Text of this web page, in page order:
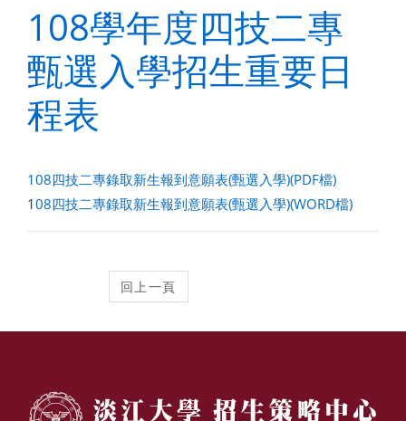
108學年度四技二專
甄選入學招生重要日
程表
108四技二專錄取新生報到意願表(甄選入學)(PDF檔)
108四技二專錄取新生報到意願表(甄選入學)(WORD檔)